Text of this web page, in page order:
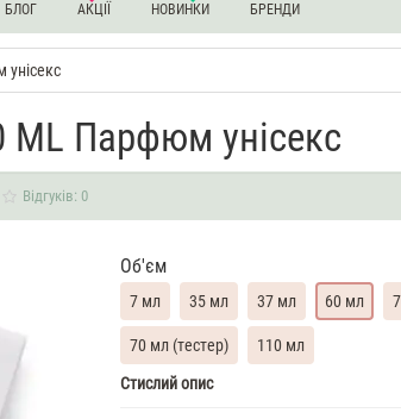
БЛОГ АКЦІЇ НОВИНКИ БРЕНДИ
ML Парфюм унісекс
Відгуків: 0
Об'єм
7 мл 35 мл 37 мл 60 мл
70 мл (тестер)
110 мл
Tiziana
Стислий опис